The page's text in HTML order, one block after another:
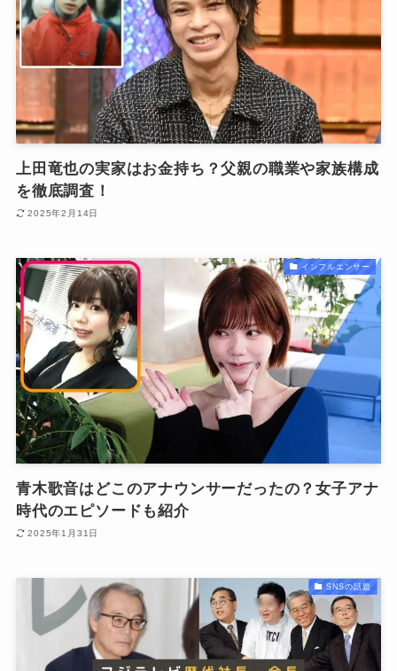
上田竜也の実家はお金持ち？父親の職業や家族構成
を徹底調査！
2025年2月14日
インフルエンサー
青木歌音はどこのアナウンサーだったの？女子アナ
時代のエピソードも紹介
2025年1月31日
SNSの話題